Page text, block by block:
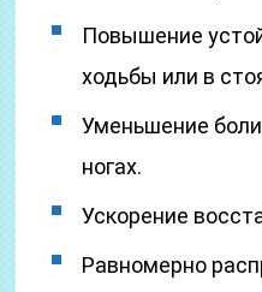
Повышение
ходьбы или в
Уменьшение
ногах.
Ускорение
Равномерно